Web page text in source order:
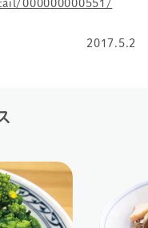
000000000551/
2017.5.2